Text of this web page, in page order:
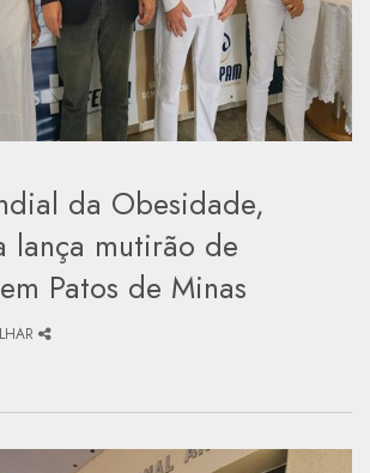
da Obesidade,
lança mutirão de
Patos de Minas